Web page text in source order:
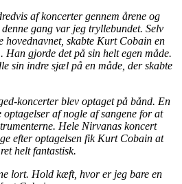
af koncerter gennem årene og
gang var jeg tryllebundet. Selv
hovednavnet, skabte Kurt Cobain en
gjorde det på sin helt egen måde.
sin indre sjæl på en måde, der skabte
koncerter blev optaget på bånd. En
af nogle af sangene for at
Hele Nirvanas koncert
efter optagelsen fik Kurt Cobain at
helt fantastisk.
lort. Hold kæft, hvor er jeg bare en